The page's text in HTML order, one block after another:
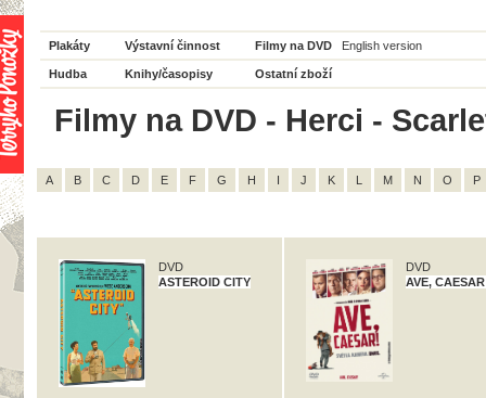
Plakáty Výstavní činnost Filmy na DVD English version
Hudba Knihy/časopisy Ostatní zboží
Filmy na DVD - Herci -
A B C D E F G H I J K L M N O P
DVD
ASTEROID CITY
DVD
AVE,